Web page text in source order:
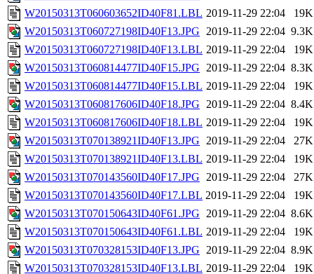
W20150313T060603652ID40F81.LBL 2019-11-29 22:04
19K
W20150313T060727198ID40F13.JPG 2019-11-29 22:04 9.3K
W20150313T060727198ID40F13.LBL 2019-11-29 22:04
19K
W20150313T060814477ID40F15.JPG 2019-11-29 22:04 8.3K
W20150313T060814477ID40F15.LBL 2019-11-29 22:04
19K
W20150313T060817606ID40F18.JPG 2019-11-29 22:04 8.4K
W20150313T060817606ID40F18.LBL 2019-11-29 22:04
19K
W20150313T070138921ID40F13.JPG 2019-11-29 22:04
27K
W20150313T070138921ID40F13.LBL 2019-11-29 22:04
19K
W20150313T070143560ID40F17.JPG 2019-11-29 22:04
27K
W20150313T070143560ID40F17.LBL 2019-11-29 22:04
19K
W20150313T070150643ID40F61.JPG 2019-11-29 22:04 8.6K
W20150313T070150643ID40F61.LBL 2019-11-29 22:04
19K
W20150313T070328153ID40F13.JPG 2019-11-29 22:04 8.9K
W20150313T070328153ID40F13.LBL 2019-11-29 22:04
19K